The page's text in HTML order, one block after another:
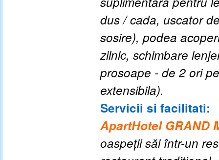
dus / cada, uscator
sosire), podea
zilnic, schimbare
prosoape - de 2 ori
extensibila).
Servicii si facilitati:
ApartHotel GRAND
oaspeţii săi într-un